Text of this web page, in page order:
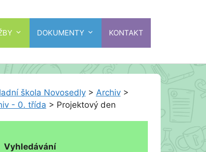
DOKUMENTY KONTAKT
škola Novosedly> Archiv>
- 0. třída > Projektový den
Vyhledávání